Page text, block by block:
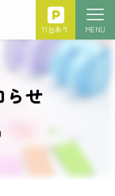
11台あり MENU
らせ